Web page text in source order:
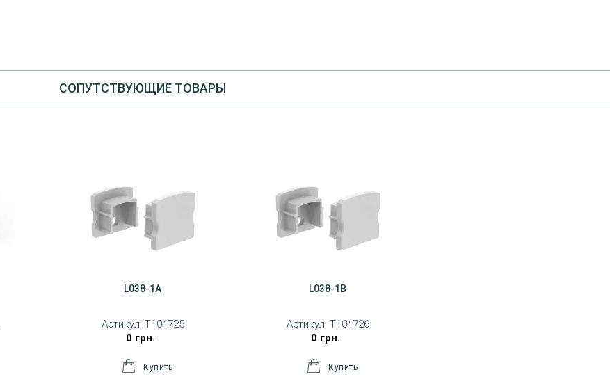
CОПУТСТВУЮЩИЕ ТОВАРЫ
L038-1A
Артикул: T104725
0 грн.
L038-1B
Артикул: T104726
0 грн.